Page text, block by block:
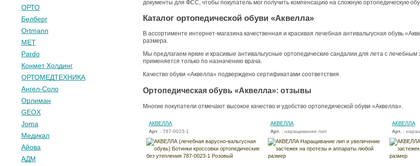
ОРТО
Белберг
Ortmann
МЕТ
Pardo
Конмет Холдинг
ОРТОМЕДТЕХНИКА
Ангел-Соло
Орлиман
GEOX
Joma
Медикал
Айова
АДМ
документы для ФСС, чтобы покупатель мог получить компенсацию на сложную ортопедическую
Каталог ортопедической обуви «Аквелла»
В ассортименте интернет-магазина качественная и красивая лечебная антивальгусная обувь
размера.
Мы предлагаем яркие и красивые антивальгусные ортопедические сандалии для лета с
применяется только по назначению врача.
Качество обуви «Аквелла» подверждено сертификатами соответствия.
Ортопедическая обувь «Аквелла»: отзывы
Многие покупатели отмечают высокое качество и удобство ортопедической обуви «Аквелла».
АКВЕЛЛА
Арт. : 787-0023-1
АКВЕЛЛА
Арт. : наращивание лип
АКВЕЛЛА
Арт. :